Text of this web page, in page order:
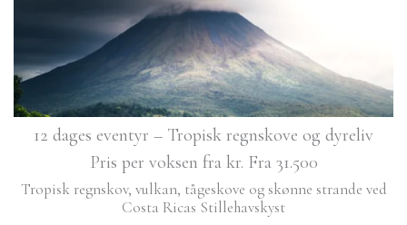
12 dages eventyr – Tropisk regnskove og dyreliv
Pris per voksen fra kr. Fra 31.500
Tropisk regnskov, vulkan, tågeskove og skønne strande ved
Costa Ricas Stillehavskyst